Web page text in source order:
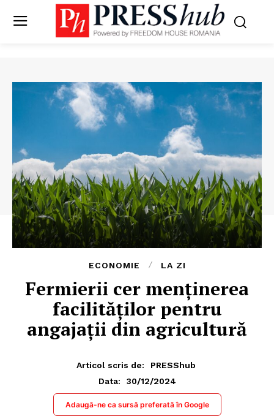
ECONOMIE LA ZI
Fermierii cer menţinerea
facilităţilor pentru
angajaţii din agricultură
Articol scris de:
PRESShub
Data:
30/12/2024
Adaugă-ne ca sursă preferată în Google